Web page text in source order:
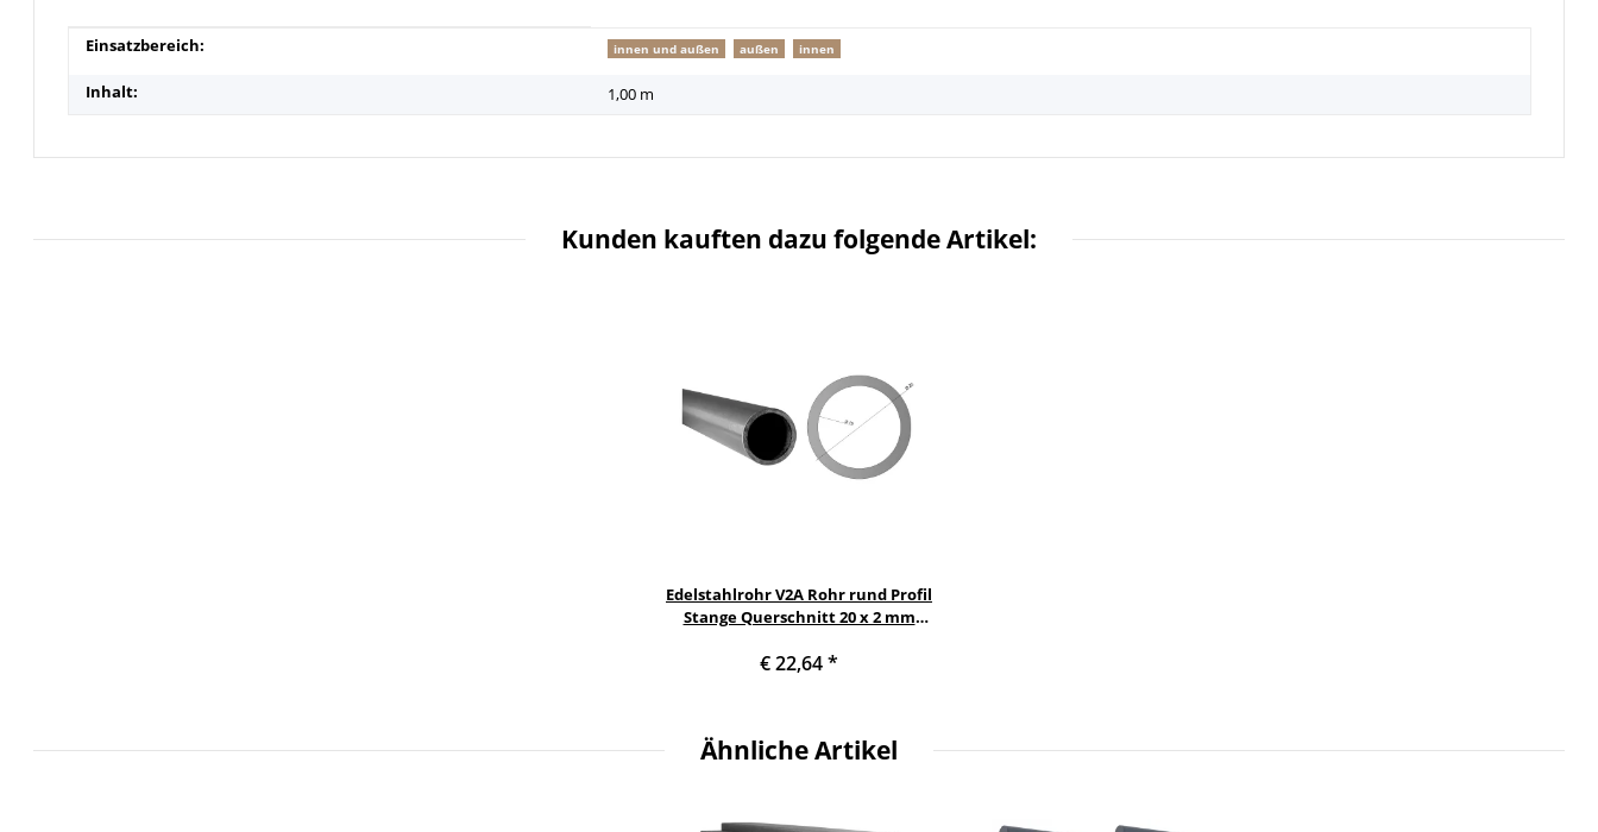
Produkteigenschaft
Wert
Einsatzbereich: innen und außen außen innen
Inhalt: 1,00 m
Kunden kauften dazu folgende Artikel:
Edelstahlrohr V2A Rohr rund Profil
Stange Querschnitt 20 x 2 mm
€ 22,64*
Ähnliche Artikel